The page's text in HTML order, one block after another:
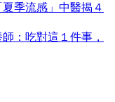
季流感」中醫揭４
：吃對這１件事，